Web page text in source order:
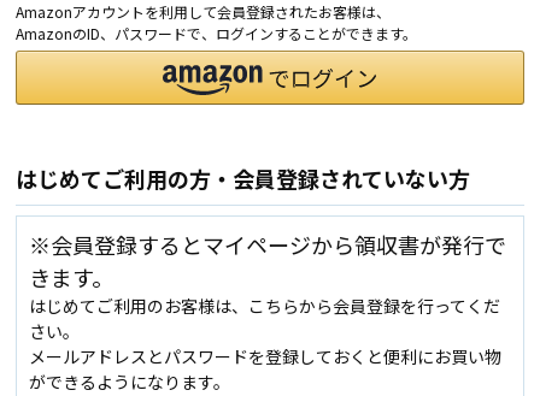
Amazonアカウントを利用して会員登録されたお客様は、
AmazonのID、パスワードで、ログインすることができます。
はじめてご利用の方・会員登録されていない方
※会員登録するとマイページから領収書が発行で
きます。
はじめてご利用のお客様は、こちらから会員登録を行ってくだ
さい。
メールアドレスとパスワードを登録しておくと便利にお買い物
ができるようになります。